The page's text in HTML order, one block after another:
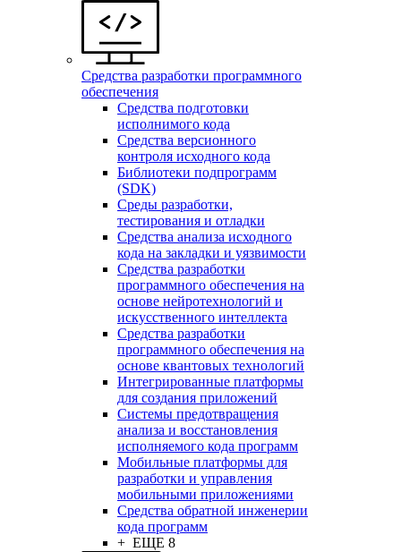
Средства разработки программного
обеспечения
Средства подготовки
исполнимого кода
Средства версионного
контроля исходного кода
Библиотеки подпрограмм
(SDK)
Среды разработки,
тестирования и отладки
Средства анализа исходного
кода на закладки и уязвимости
Средства разработки
программного обеспечения на
основе нейротехнологий и
искусственного интеллекта
Средства разработки
программного обеспечения на
основе квантовых технологий
Интегрированные платформы
для создания приложений
Системы предотвращения
анализа и восстановления
исполняемого кода программ
Мобильные платформы для
разработки и управления
мобильными приложениями
Средства обратной инженерии
кода программ
+ ЕЩЕ 8